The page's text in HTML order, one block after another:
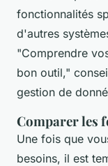
fonctionnalités
d'autres
"Comprendre
bon outil,"
gestion de
Comparer les
Une fois que
besoins, il est